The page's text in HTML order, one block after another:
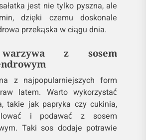
jest nie tylko pyszna, ale
dzięki czemu doskonale
przekąska w ciągu dnia.
z sosem
z najpopularniejszych form
latem. Warto wykorzystać
takie jak papryka czy cukinia,
i podawać z sosem
Taki sos dodaje potrawie